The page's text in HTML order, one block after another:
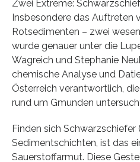
Zwei Extreme:
Insbesondere das Auftreten
Rotsedimenten – zwei
wurde genauer unter die
Wagreich und Stephanie
chemische Analyse und
Österreich verantwortlich,
rund um Gmunden
Finden sich Schwarzschiefer
Sedimentschichten, ist das
Sauerstoffarmut. Diese